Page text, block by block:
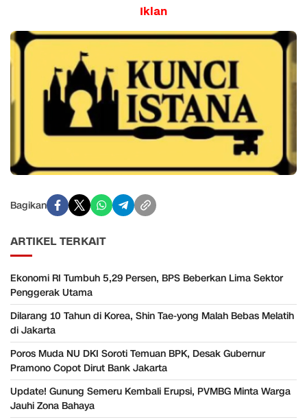
Iklan
Bagikan
ARTIKEL TERKAIT
Ekonomi RI Tumbuh 5,29 Persen, BPS Beberkan Lima Sektor
Penggerak Utama
Dilarang 10 Tahun di Korea, Shin Tae-yong Malah Bebas Melatih
di Jakarta
Poros Muda NU DKI Soroti Temuan BPK, Desak Gubernur
Pramono Copot Dirut Bank Jakarta
Update! Gunung Semeru Kembali Erupsi, PVMBG Minta Warga
Jauhi Zona Bahaya